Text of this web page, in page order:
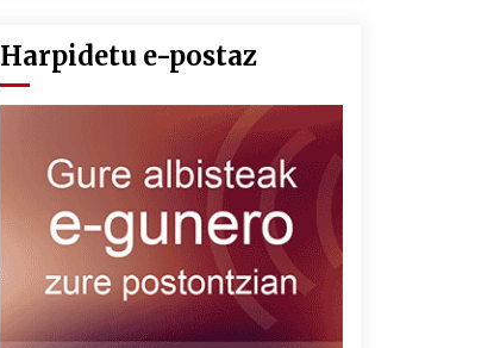
Harpidetu e-postaz